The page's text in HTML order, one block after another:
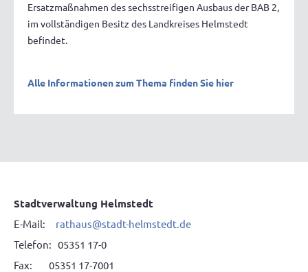
Ersatzmaßnahmen des sechsstreifigen Ausbaus der BAB 2,
im vollständigen Besitz des Landkreises Helmstedt
befindet.
Alle Informationen zum Thema finden Sie hier
Stadtverwaltung Helmstedt
E-Mail: rathaus@stadt-helmstedt.de
Telefon: 05351 17-0
Fax: 05351 17-7001